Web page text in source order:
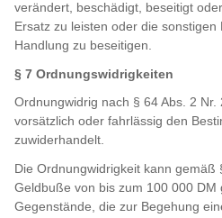
verändert, beschädigt, beseitigt
Ersatz zu leisten oder die
Handlung zu beseitigen.
§ 7 Ordnungswidrigkeiten
Ordnungwidrig nach § 64 Abs. 2
vorsätzlich oder fahrlässig den
zuwiderhandelt.
Die Ordnungwidrigkeit kann gemäß
Geldbuße von bis zum 100 000 DM
Gegenstände, die zur Begehung